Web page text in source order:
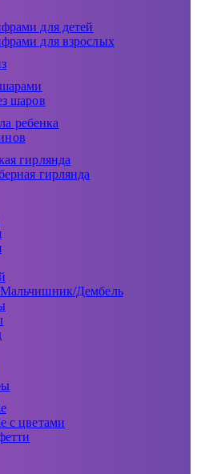
для детей
для взрослых
шаров
ребенка
гирлянда
гирлянда
Дембель
с цветами